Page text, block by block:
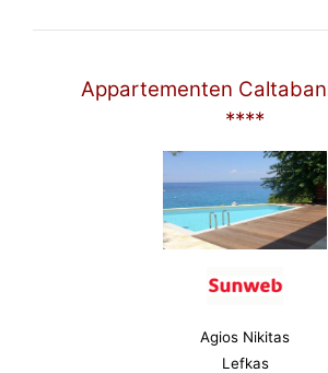
Appartementen
****
Agios Nikitas
Lefkas